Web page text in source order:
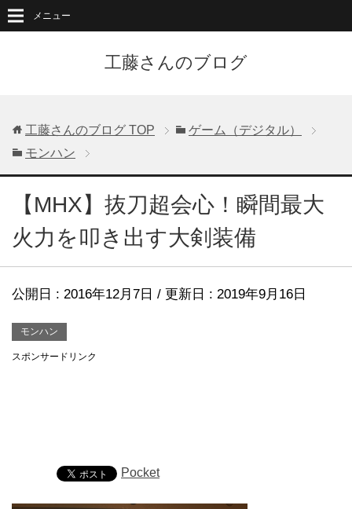
工藤さんのブログ
メニュー
工藤さんのブログ TOP
ゲーム（デジタル）
モンハン
【MHX】抜刀超会心！瞬間最大
火力を叩き出す大剣装備
公開日 : 2016年12月7日 / 更新日 : 2019年9月16日
モンハン
スポンサードリンク
Pocket